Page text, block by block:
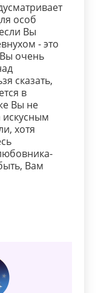
особ
Вы
- это
очень
сказать,
в
Вы не
искусным
хотя
Вам